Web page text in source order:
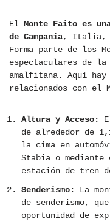
El Monte Faito es
de Campania, Italia,
Forma parte de los
espectaculares de
amalfitana. Aquí hay
relacionados con el
Altura y Acceso:
de alrededor de
la cima en
Stabia o
estación de tren
Senderismo:
La
de senderismo,
oportunidad de